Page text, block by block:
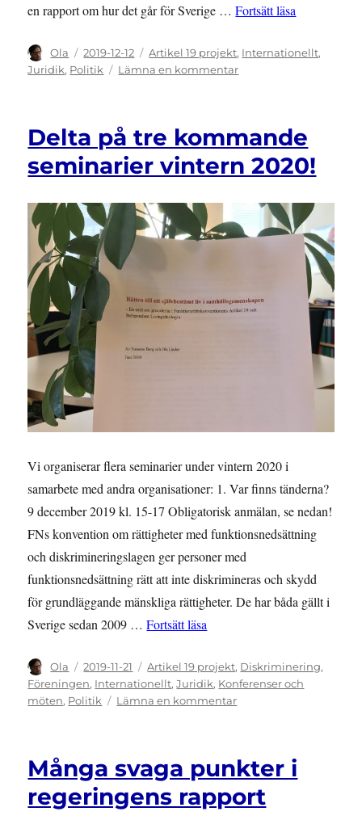
en rapport om hur det går för Sverige …Fortsätt läsa
Författare
Ola
Publicerat
den
2019-12-12 Kategorier
Artikel 19 projekt, Internationellt,
Juridik, Politik Lämna en kommentartill
enat
gör
Delta på tre kommande
seminarier vintern 2020!
Vi organiserar flera seminarier under vintern 2020 i
samarbete med andra organisationer: 1. Var finns tänderna?
9 december 2019 kl. 15-17 Obligatorisk anmälan, se nedan!
FNs konvention om rättigheter med funktionsnedsättning
och diskrimineringslagen ger personer med
funktionsnedsättning rätt att inte diskrimineras och skydd
för grundläggande mänskliga rättigheter. De har båda gällt i
Sverige sedan 2009 …Fortsätt läsa
Författare
Ola
Publicerat
den
2019-11-21 Kategorier
Artikel 19 projekt, Diskriminering,
Föreningen, Internationellt,Juridik, Konferenser och
möten, Politik Lämna en kommentartill
kommande
vintern
Många svaga punkter i
regeringens rapport